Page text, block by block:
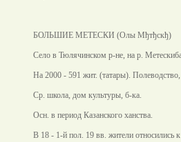
БОЛЬШИЕ МЕТЕСКИ (Олы Мђтђскђ)
Село в Тюлячинском р-не, на р.
На 2000 - 591 жит. (татары).
Ср. школа, дом культуры, б-ка.
Осн. в период Казанского ханства.
В 18 - 1-й пол. 19 вв. жители относились к